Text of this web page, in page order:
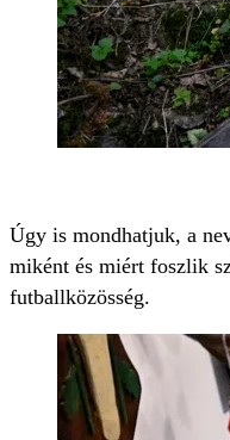
Úgy is mondhatjuk, a
miként és miért foszlik
futballközösség.